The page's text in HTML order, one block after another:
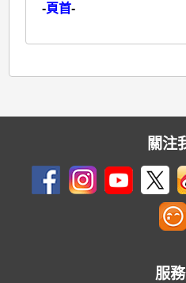
-頁首-
關注
服